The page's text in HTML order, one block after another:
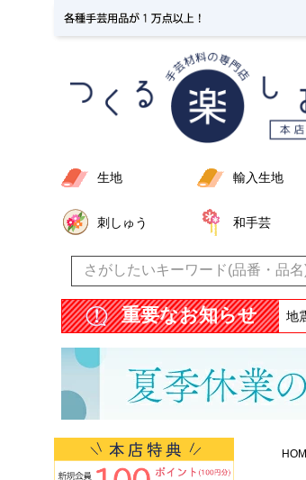
生地 輸入生地
刺しゅう 和手芸
重要なお知らせ 地